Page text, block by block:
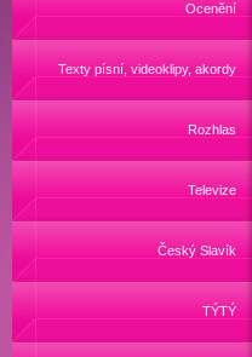
Ocenění
Texty písní, videoklipy, akordy
Rozhlas
Televize
Český Slavík
TÝTÝ